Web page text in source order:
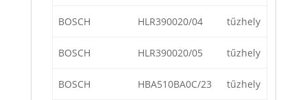
BOSCH HLR390020/04 tűzhely
BOSCH HLR390020/05 tűzhely
BOSCH HBA510BA0C/23 tűzhely